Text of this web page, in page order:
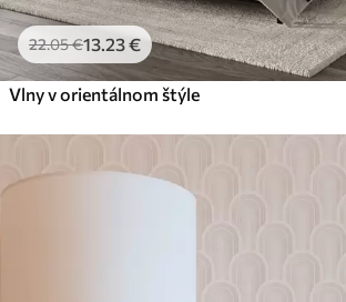
22.05€13.23€
Vlny v orientálnom štýle